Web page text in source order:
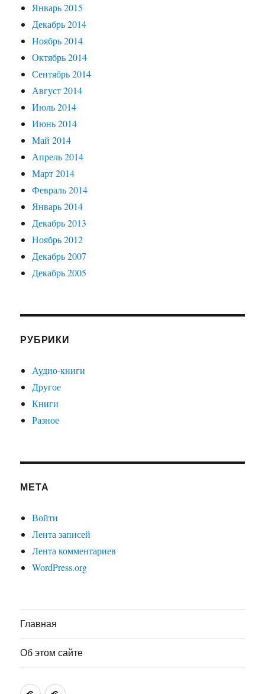
Январь 2015
Декабрь 2014
Ноябрь 2014
Октябрь 2014
Сентябрь 2014
Август 2014
Июль 2014
Июнь 2014
Май 2014
Апрель 2014
Март 2014
Февраль 2014
Январь 2014
Декабрь 2013
Ноябрь 2012
Декабрь 2007
Декабрь 2005
РУБРИКИ
Аудио-книги
Другое
Книги
Разное
МЕТА
Войти
Лента записей
Лента комментариев
WordPress.org
Главная
Об этом сайте